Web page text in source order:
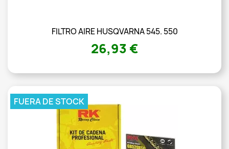
FILTRO AIRE HUSQVARNA 545. 550
26,93 €
FUERA DE STOCK